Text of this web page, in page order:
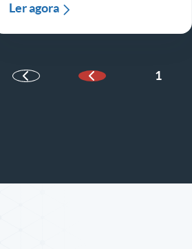
Ler agora
Página anterior
1